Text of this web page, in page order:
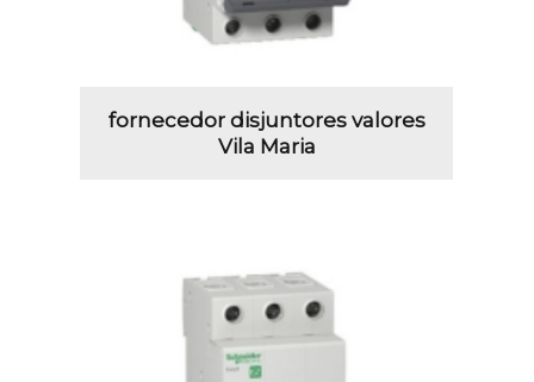
fornecedor disjuntores valores
Vila Maria